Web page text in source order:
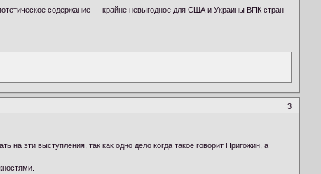
содержание — крайне невыгодное для США и Украины ВПК стран
3
на эти выступления, так как одно дело когда такое говорит Пригожин, а